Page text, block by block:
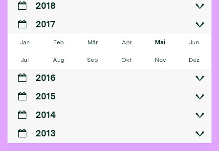
2018
2017
Jan Feb Mär Apr Mai Jun
Jul Aug Sep Okt Nov Dez
2016
2015
2014
2013